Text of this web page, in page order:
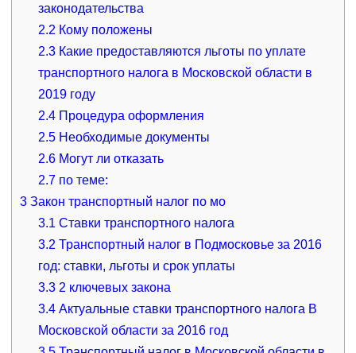
законодательства
2.2 Кому положены
2.3 Какие предоставляются льготы по уплате
транспортного налога в Московской области в
2019 году
2.4 Процедура оформления
2.5 Необходимые документы
2.6 Могут ли отказать
2.7 по теме:
3Закон транспортный налог по мо
3.1 Ставки транспортного налога
3.2 Транспортный налог в Подмосковье за 2016
год: ставки, льготы и срок уплаты
3.3 2 ключевых закона
3.4 Актуальные ставки транспортного налога В
Московской области за 2016 год